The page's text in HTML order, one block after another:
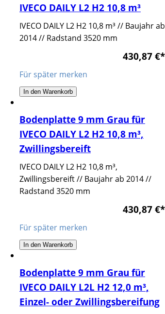
IVECO DAILY L2 H2 10,8 m³
IVECO DAILY L2 H2 10,8 m³ // Baujahr ab
2014 // Radstand 3520 mm
430,87 €*
Für später merken
In den Warenkorb
Bodenplatte 9 mm Grau für
IVECO DAILY L2 H2 10,8 m³,
Zwillingsbereift
IVECO DAILY L2 H2 10,8 m³,
Zwillingsbereift // Baujahr ab 2014 //
Radstand 3520 mm
430,87 €*
Für später merken
In den Warenkorb
Bodenplatte 9 mm Grau für
IVECO DAILY L2L H2 12,0 m³,
Einzel- oder Zwillingsbereifung